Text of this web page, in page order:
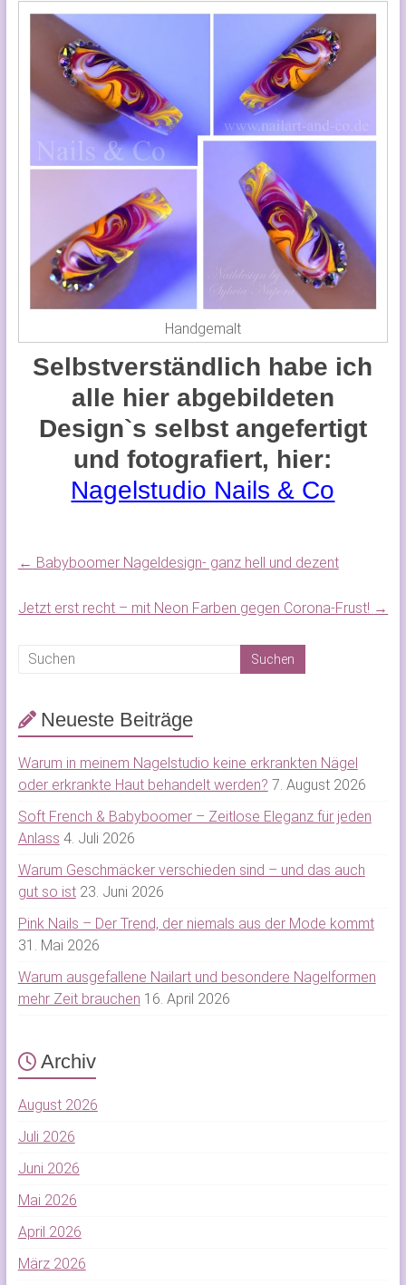
Handgemalt
Selbstverständlich habe ich
alle hier abgebildeten
Design`s selbst angefertigt
und fotografiert, hier:
Nagelstudio Nails & Co
← Babyboomer Nageldesign- ganz hell und dezent
Jetzt erst recht – mit Neon Farben gegen Corona-Frust! →
Neueste Beiträge
Warum in meinem Nagelstudio keine erkrankten Nägel
oder erkrankte Haut behandelt werden? 7. August 2026
Soft French & Babyboomer – Zeitlose Eleganz für jeden
Anlass 4. Juli 2026
Warum Geschmäcker verschieden sind – und das auch
gut so ist 23. Juni 2026
Pink Nails – Der Trend, der niemals aus der Mode kommt
31. Mai 2026
Warum ausgefallene Nailart und besondere Nagelformen
mehr Zeit brauchen 16. April 2026
Archiv
August 2026
Juli 2026
Juni 2026
Mai 2026
April 2026
März 2026